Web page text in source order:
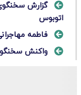
گزارش
اتوبوس
فاطمه
واکنش